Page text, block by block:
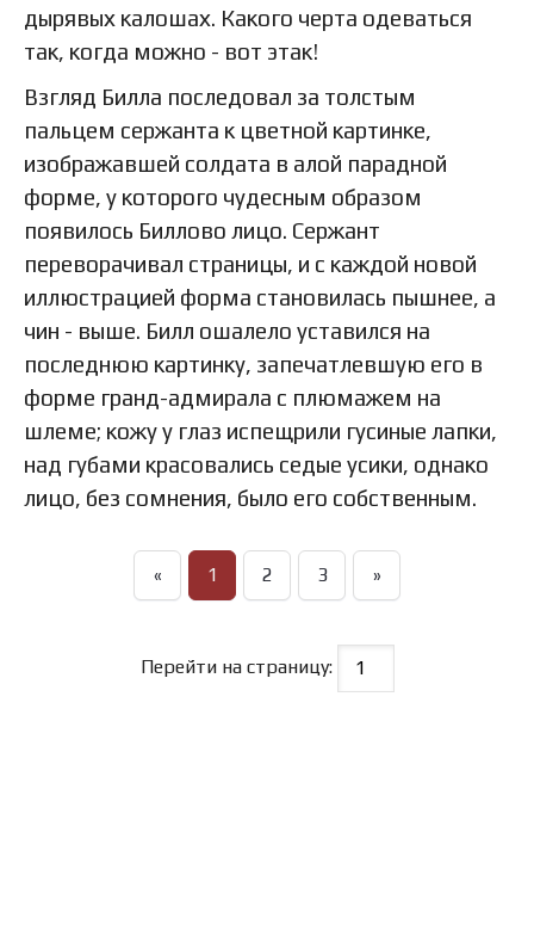
дырявых калошах. Какого черта одеваться
так, когда можно - вот этак!
Взгляд Билла последовал за толстым
пальцем сержанта к цветной картинке,
изображавшей солдата в алой парадной
форме, у которого чудесным образом
появилось Биллово лицо. Сержант
переворачивал страницы, и с каждой новой
иллюстрацией форма становилась пышнее, а
чин - выше. Билл ошалело уставился на
последнюю картинку, запечатлевшую его в
форме гранд-адмирала с плюмажем на
шлеме; кожу у глаз испещрили гусиные лапки,
над губами красовались седые усики, однако
лицо, без сомнения, было его собственным.
« 1 2 3 »
Перейти на страницу: